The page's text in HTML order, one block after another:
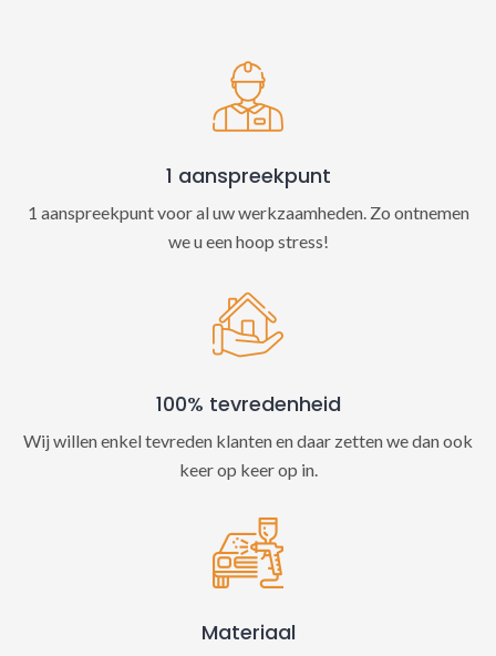
1 aanspreekpunt
1 aanspreekpunt voor al uw werkzaamheden. Zo ontnemen
we u een hoop stress!
100% tevredenheid
Wij willen enkel tevreden klanten en daar zetten we dan ook
keer op keer op in.
Materiaal